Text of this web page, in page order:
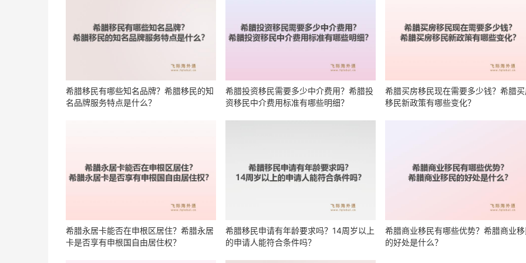
希腊移民有哪些知名品牌？希腊移民的知
名品牌服务特点是什么？
希腊投资移民需要多少中介费用？希腊投
资移民中介费用标准有哪些明细？
希腊买房移民现在需要多少钱？希腊
移民新政策有哪些变化？
希腊永居卡能否在申根区居住？希腊永居
卡是否享有申根国自由居住权？
希腊移民申请有年龄要求吗？14周岁以上
的申请人能符合条件吗？
希腊商业移民有哪些优势？希腊商业
的好处是什么？